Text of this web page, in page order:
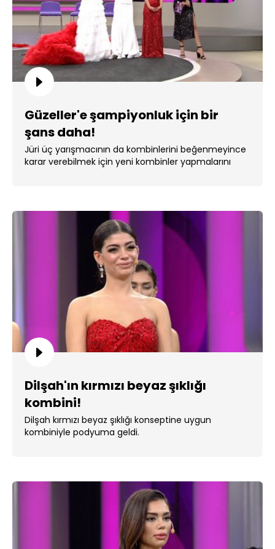
Güzeller'e şampiyonluk için bir
şans daha!
Jüri üç yarışmacının da kombinlerini beğenmeyince
karar verebilmek için yeni kombinler yapmalarını
Dilşah'ın kırmızı beyaz şıklığı
kombini!
Dilşah kırmızı beyaz şıklığı konseptine uygun
kombiniyle podyuma geldi.